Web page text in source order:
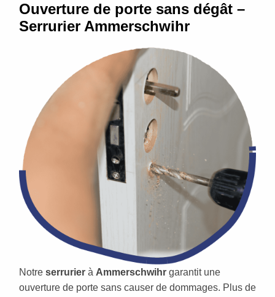
Ouverture de porte sans dégât –
Serrurier Ammerschwihr
Notre serrurier à Ammerschwihr garantit une
ouverture de porte sans causer de dommages. Plus de